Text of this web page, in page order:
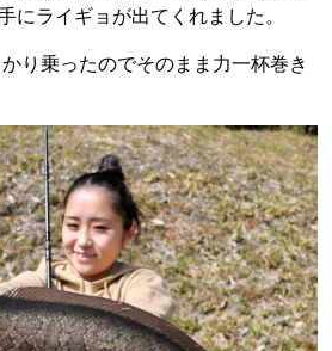
にライギョが出てくれました。
り乗ったのでそのまま力一杯巻き